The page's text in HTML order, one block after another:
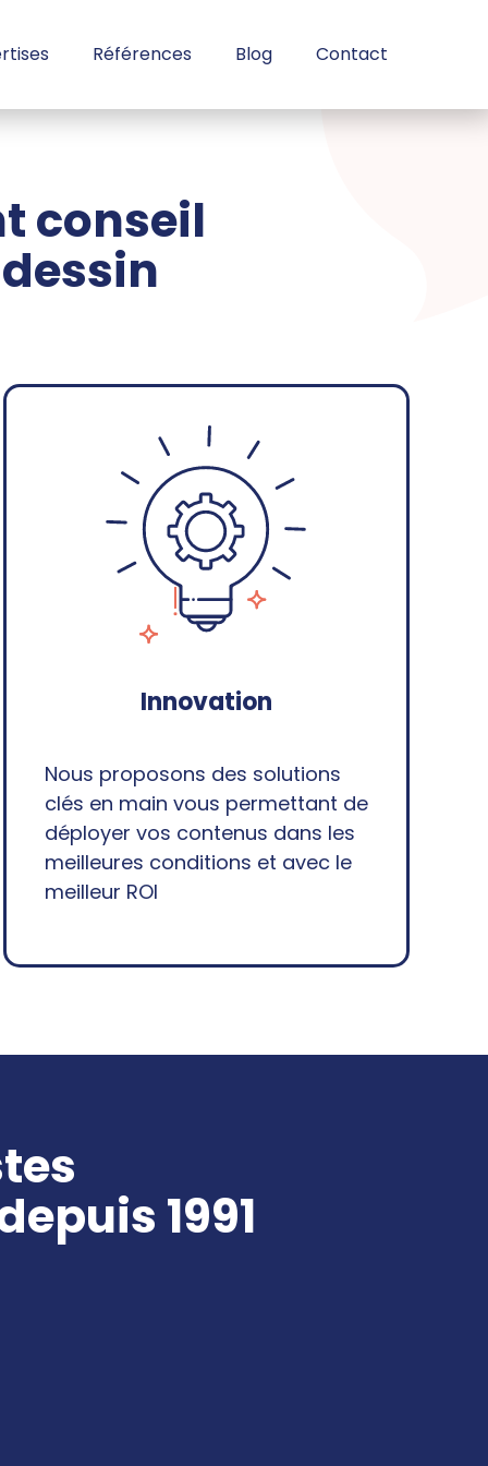
Références Blog Contact
conseil
Innovation
Nous proposons des solutions
clés en main vous permettant de
déployer vos contenus dans les
meilleures conditions et avec le
meilleur ROI
1991